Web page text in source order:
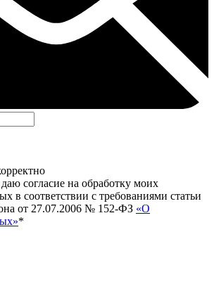
согласие на обработку моих
в соответствии с требованиями статьи
от 27.07.2006 № 152-ФЗ «О
*